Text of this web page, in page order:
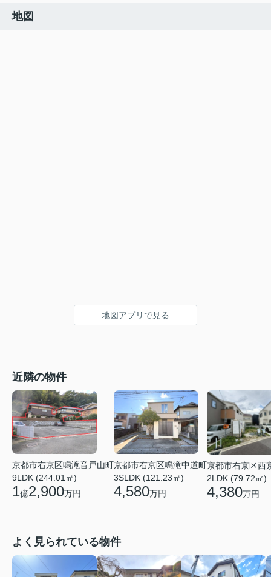
地図
地図アプリで見る
近隣の物件
京都市右京区鳴滝音戸山町
9LDK (244.01㎡)
1億2,900万円
京都市右京区鳴滝中道町
3SLDK (121.23㎡)
4,580万円
京都市右京区西
2LDK (79.72㎡)
4,380万円
よく見られている物件